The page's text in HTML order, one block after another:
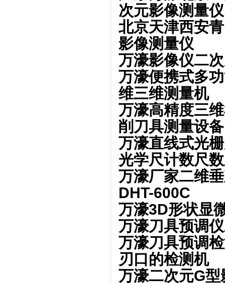
次元影像测量仪
北京天津西安
影像测量仪
万濠影像仪二
万濠便携式多
维三维测量机
万濠高精度三
削刀具测量设备
万濠直线式光
光学尺计数尺
万濠厂家二维
DHT-600C
万濠3D形状显
万濠刀具预调
万濠刀具预调
刃口的检测机
万濠二次元G